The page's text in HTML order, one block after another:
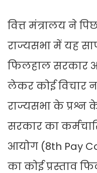
वित्त मंत्रालय ने
राज्यसभा में यह
फिलहाल सरकार
लेकर कोई विचार
राज्यसभा के प्रश्न
सरकार का
आयोग (8th Pay
का कोई प्रस्ताव